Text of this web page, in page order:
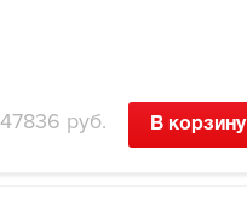
руб. В корзину